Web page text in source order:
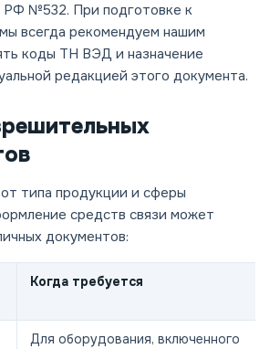
РФ №532. При подготовке к
всегда рекомендуем нашим
коды ТН ВЭД и назначение
редакцией этого документа.
типа продукции и сферы
средств связи может
документов:
Когда требуется
Для оборудования, включенного